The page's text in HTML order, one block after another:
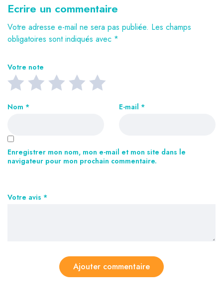
Ecrire un commentaire
Votre adresse e-mail ne sera pas publiée. Les champs
obligatoires sont indiqués avec *
Votre note
Votre avis *
Nom * E-mail *
Enregistrer mon nom, mon e-mail et mon site dans le
navigateur pour mon prochain commentaire.